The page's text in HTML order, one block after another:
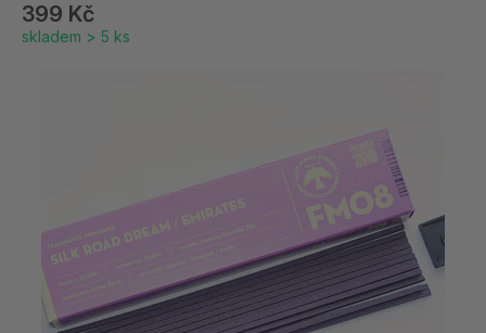
399 Kč
skladem > 5 ks